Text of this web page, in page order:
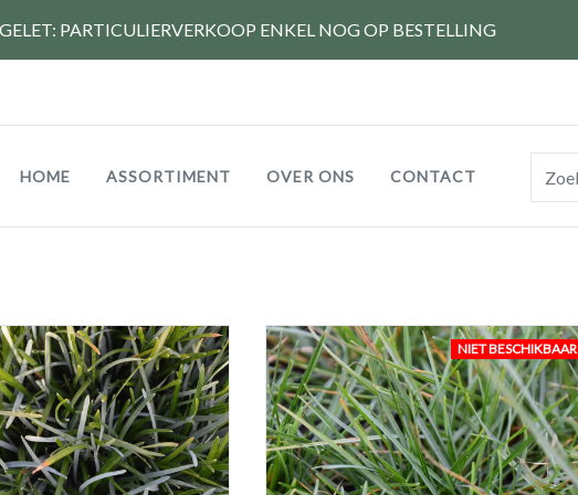
PARTICULIERVERKOOP ENKEL NOG OP BESTELLING
Hoofdnavigatie
HOME ASSORTIMENT OVER ONS CONTACT
NIET BESCHIKBAAR